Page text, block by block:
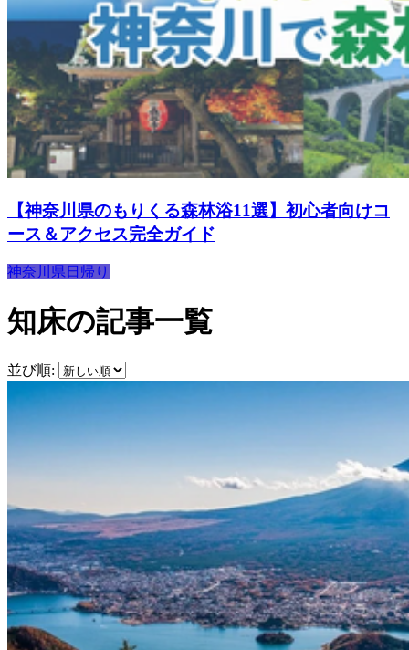
【神奈川県のもりくる森林浴11選】初心者向けコ
ース＆アクセス完全ガイド
神奈川県 日帰り
知床の記事一覧
並び順: